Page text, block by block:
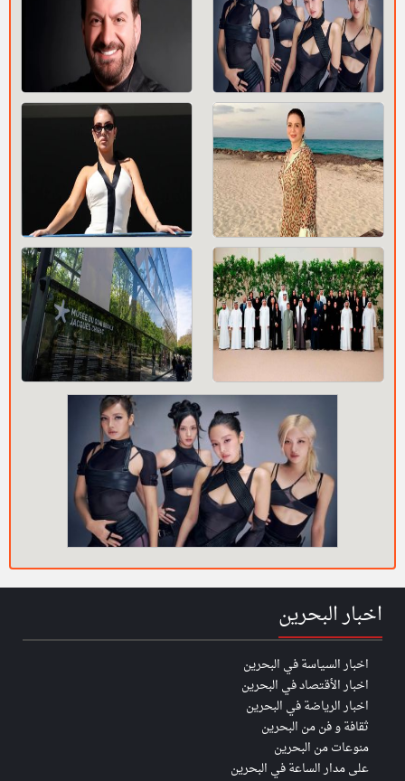
اخبار البحرين
اخبار السياسة في البحرين
اخبار الأقتصاد في البحرين
اخبار الرياضة في البحرين
ثقافة و فن من البحرين
منوعات من البحرين
على مدار الساعة في البحرين